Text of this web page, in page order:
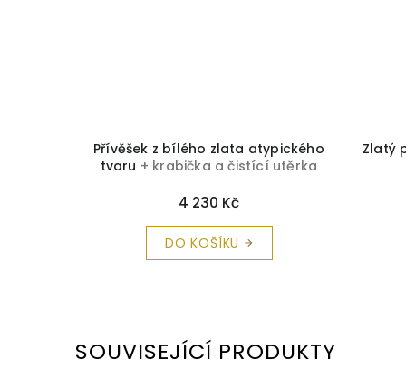
Přívěšek z bílého zlata atypického
tvaru + krabička a čistící utěrka
4 230 Kč
DO KOŠÍKU
Zlatý
SOUVISEJÍCÍ PRODUKTY